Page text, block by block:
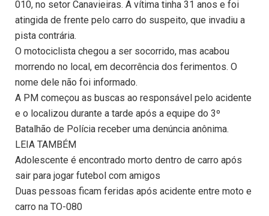
010, no setor Canavieiras. A vítima tinha 31 anos e foi
atingida de frente pelo carro do suspeito, que invadiu a
pista contrária.
O motociclista chegou a ser socorrido, mas acabou
morrendo no local, em decorrência dos ferimentos. O
nome dele não foi informado.
A PM começou as buscas ao responsável pelo acidente
e o localizou durante a tarde após a equipe do 3º
Batalhão de Polícia receber uma denúncia anônima.
LEIA TAMBÉM
Adolescente é encontrado morto dentro de carro após
sair para jogar futebol com amigos
Duas pessoas ficam feridas após acidente entre moto e
carro na TO-080